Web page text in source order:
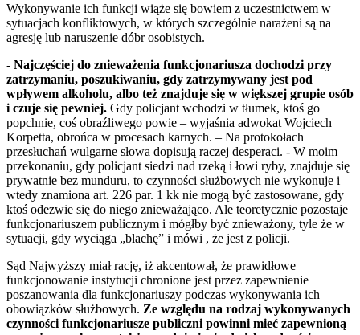
Wykonywanie ich funkcji wiąże się bowiem z uczestnictwem w
sytuacjach konfliktowych, w których szczególnie narażeni są na
agresję lub naruszenie dóbr osobistych.
- Najczęściej do znieważenia funkcjonariusza dochodzi przy
zatrzymaniu, poszukiwaniu, gdy zatrzymywany jest pod
wpływem alkoholu, albo też znajduje się w większej grupie osób
i czuje się pewniej. Gdy policjant wchodzi w tłumek, ktoś go
popchnie, coś obraźliwego powie – wyjaśnia adwokat Wojciech
Korpetta, obrońca w procesach karnych. – Na protokołach
przesłuchań wulgarne słowa dopisują raczej desperaci. - W moim
przekonaniu, gdy policjant siedzi nad rzeką i łowi ryby, znajduje się
prywatnie bez munduru, to czynności służbowych nie wykonuje i
wtedy znamiona art. 226 par. 1 kk nie mogą być zastosowane, gdy
ktoś odezwie się do niego znieważająco. Ale teoretycznie pozostaje
funkcjonariuszem publicznym i mógłby być znieważony, tyle że w
sytuacji, gdy wyciąga „blachę” i mówi , że jest z policji.
Sąd Najwyższy miał rację, iż akcentował, że prawidłowe
funkcjonowanie instytucji chronione jest przez zapewnienie
poszanowania dla funkcjonariuszy podczas wykonywania ich
obowiązków służbowych. Ze względu na rodzaj wykonywanych
czynności funkcjonariusze publiczni powinni mieć zapewnioną